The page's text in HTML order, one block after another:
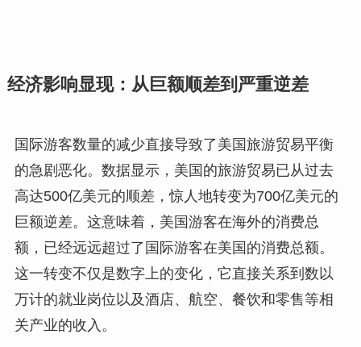
经济影响显现：从巨额顺差到严重逆差
国际游客数量的减少直接导致了美国旅游贸易平衡
的急剧恶化。数据显示，美国的旅游贸易已从过去
高达500亿美元的顺差，惊人地转变为700亿美元的
巨额逆差。这意味着，美国游客在海外的消费总
额，已经远远超过了国际游客在美国的消费总额。
这一转变不仅是数字上的变化，它直接关系到数以
万计的就业岗位以及酒店、航空、餐饮和零售等相
关产业的收入。